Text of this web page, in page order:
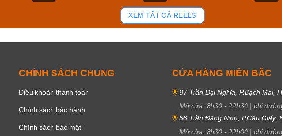
48
XEM TẤT CẢ REELS
CHÍNH SÁCH CHUNG
Điều khoản thanh toán
Chính sách bảo hành
Chính sách bảo mật
CỬA HÀNG MIỀN BẮC
97 Trần Đại Nghĩa, P.Bạch Mai,
Mở cửa: 8h30 - 22h30 | chỉ
58 Trần Đăng Ninh, P.Cầu Giấy,
Mở cửa: 8h30 - 22h00 | chỉ